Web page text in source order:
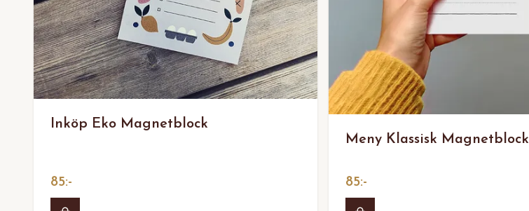
Inköp Eko Magnetblock
85:-
Meny Klassisk Magnetblock
85:-